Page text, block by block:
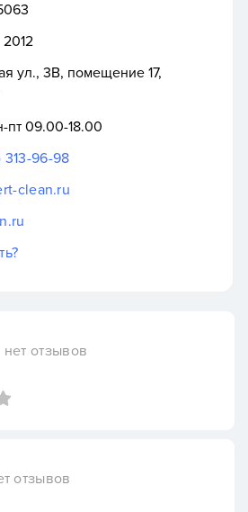
2012
ул., 3В, помещение 17,
пт 09.00-18.00
313-96-98
clean.ru
нет отзывов
отзывов